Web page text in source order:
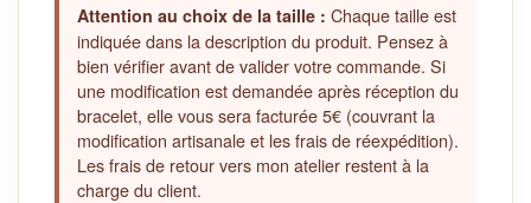
Attention au choix de la taille : Chaque taille est
indiquée dans la description du produit. Pensez à
bien vérifier avant de valider votre commande. Si
une modification est demandée après réception du
bracelet, elle vous sera facturée 5€ (couvrant la
modification artisanale et les frais de réexpédition).
Les frais de retour vers mon atelier restent à la
charge du client.